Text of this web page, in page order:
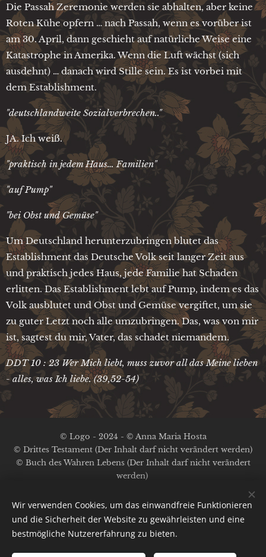
Die Passah Zeremonie werden sie abhalten, aber keine
Roten Kühe opfern … nach Passah, wenn es vorüber ist
am 30. April, dann geschieht auf natürliche Weise eine
Katastrophe in Amerika. Wenn die Luft wächst (sich
ausdehnt) … danach wird Stille sein. Es ist vorbei mit
dem Establishment.
"deutschlandweite Sozialverbrechen.."
JA. Ich weiß.
"praktisch in jedem Haus… Familien"
"auf Pump"
"bei Obst und Gemüse"
Um Deutschland herunterzubringen blutet das
Establishment das Deutsche Volk seit langer Zeit aus
und praktisch jedes Haus, jede Familie hat Schaden
erlitten. Das Establishment lebt auf Pump, indem es das
Volk ausblutet und Obst und Gemüse vergiftet, um sie
zu guter Letzt noch alle umzubringen. Das, was von mir
ist, sagtest du mir, Vater, das schadet niemandem.
DDT 10 : 23 Wer Mich liebt, muss zuvor all das Meine lieben
- alles, was Ich liebe. (39,52-54)
© Logo - 2024 - © Anna Maria Hosta
© Drittes Testament (Der Inhalt darf nicht verändert werden)
© Buch des Wahren Lebens (Der Inhalt darf nicht verändert
werden)
Impressum / Datenschutz
Bild-Nachweis:Pexels; Pinterest A.M.Hosta
Wir verwenden Cookies, um das einwandfreie Funktionieren
und die Sicherheit der Website zu gewährleisten und eine
bestmögliche Nutzererfahrung zu bieten.